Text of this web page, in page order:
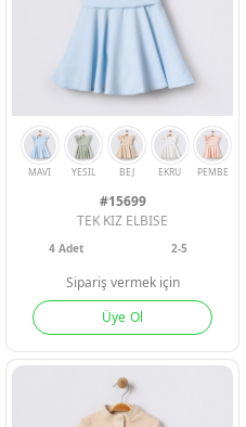
PEMBE YESIL
#15699
TEK KIZ ELBISE
4Adet 2-5
Sipariş vermek için
Üye Ol